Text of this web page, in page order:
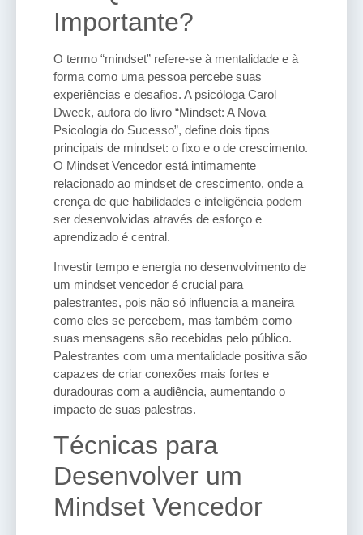
Importante?
O termo “mindset” refere-se à mentalidade e à
forma como uma pessoa percebe suas
experiências e desafios. A psicóloga Carol
Dweck, autora do livro “Mindset: A Nova
Psicologia do Sucesso”, define dois tipos
principais de mindset: o fixo e o de crescimento.
O Mindset Vencedor está intimamente
relacionado ao mindset de crescimento, onde a
crença de que habilidades e inteligência podem
ser desenvolvidas através de esforço e
aprendizado é central.
Investir tempo e energia no desenvolvimento de
um mindset vencedor é crucial para
palestrantes, pois não só influencia a maneira
como eles se percebem, mas também como
suas mensagens são recebidas pelo público.
Palestrantes com uma mentalidade positiva são
capazes de criar conexões mais fortes e
duradouras com a audiência, aumentando o
impacto de suas palestras.
Técnicas para
Desenvolver um
Mindset Vencedor